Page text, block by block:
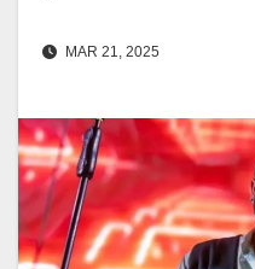
MAR 21, 2025